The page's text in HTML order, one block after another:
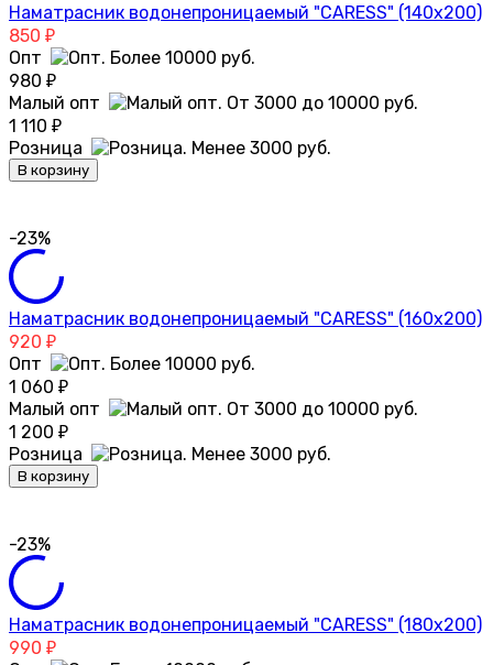
Наматрасник водонепроницаемый "CARESS" (140x200)
850 ₽
Опт
980 ₽
Малый опт
1 110 ₽
Розница
В корзину
-23%
Наматрасник водонепроницаемый "CARESS" (160x200)
920 ₽
Опт
1 060 ₽
Малый опт
1 200 ₽
Розница
В корзину
-23%
Наматрасник водонепроницаемый "CARESS" (180x200)
990 ₽